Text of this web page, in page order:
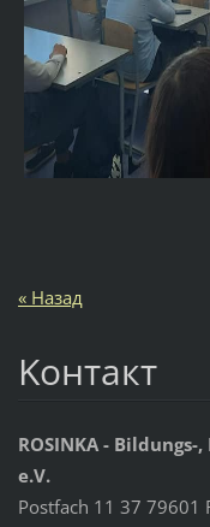
« Назад
Koнтакт
ROSINKA -
e.V.
Postfach 11 37 79601